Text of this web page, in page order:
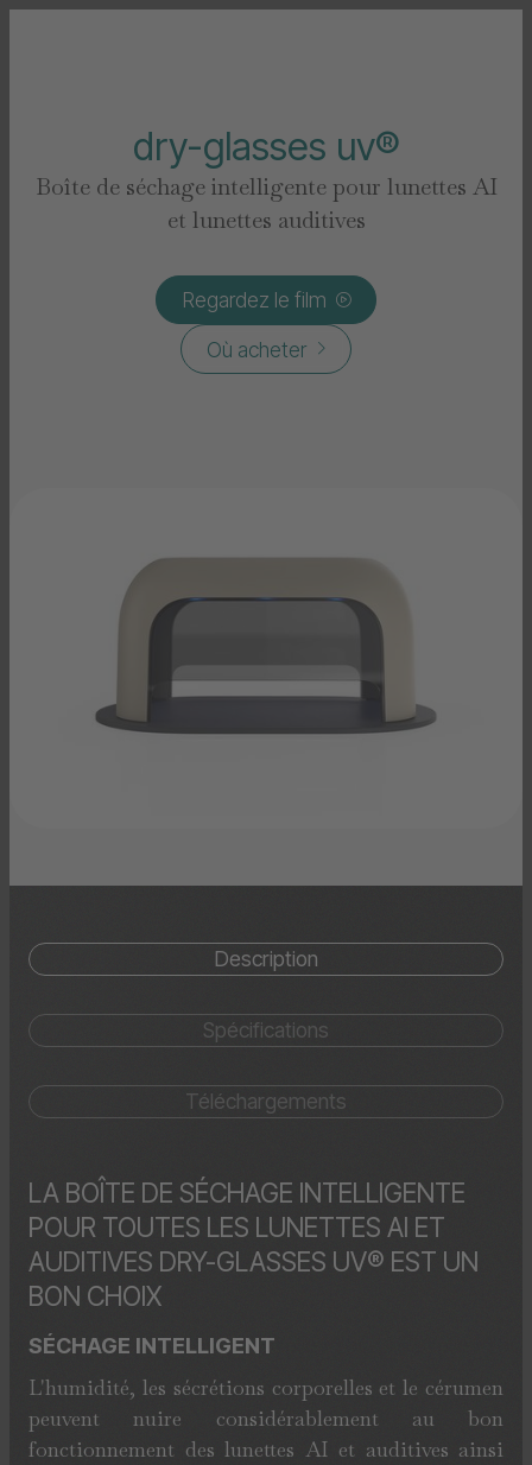
dry-glasses uv®
Boîte de séchage intelligente pour lunettes AI
et lunettes auditives
Regardez le film 
Où acheter 
Description
Spécifications
Téléchargements
LA BOÎTE DE SÉCHAGE INTELLIGENTE
POUR TOUTES LES LUNETTES AI ET
AUDITIVES DRY-GLASSES UV® EST UN
BON CHOIX
SÉCHAGE INTELLIGENT
L'humidité, les sécrétions corporelles et le cérumen
peuvent nuire considérablement au bon
fonctionnement des lunettes AI et auditives ainsi